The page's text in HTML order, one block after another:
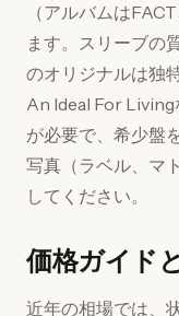
（アルバムは
ます。スリーブの
のオリジナルは独
An Ideal For
が必要で、希少盤
写真（ラベル、マ
してください。
価格ガイド
近年の相場では、